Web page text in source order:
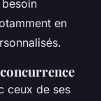
en
ceux de ses